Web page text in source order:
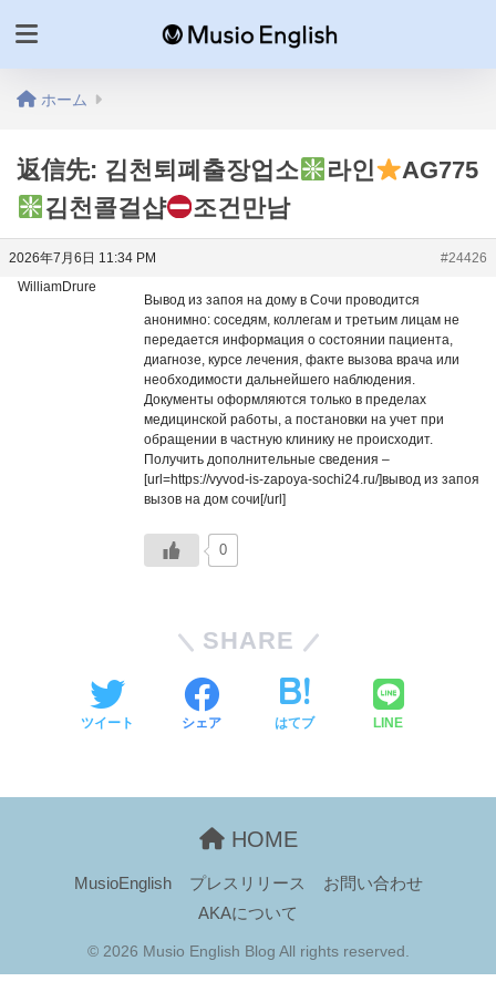
ホーム
返信先: 김천퇴폐출장업소 라인
AG775
김천콜걸샵
조건만남
2026年7月6日 11:34 PM
#24426
WilliamDrure
Вывод из запоя на дому в Сочи проводится
анонимно: соседям, коллегам и третьим лицам не
передается информация о состоянии пациента,
диагнозе, курсе лечения, факте вызова врача или
необходимости дальнейшего наблюдения.
Документы оформляются только в пределах
медицинской работы, а постановки на учет при
обращении в частную клинику не происходит.
Получить дополнительные сведения –
[url=https://vyvod-is-zapoya-sochi24.ru/]вывод из запоя
вызов на дом сочи[/url]
0
SHARE
ツイート シェア はてブ LINE
HOME
MusioEnglish プレスリリース
お問い合わせ
AKAについて
© 2026 Musio English Blog All rights reserved.